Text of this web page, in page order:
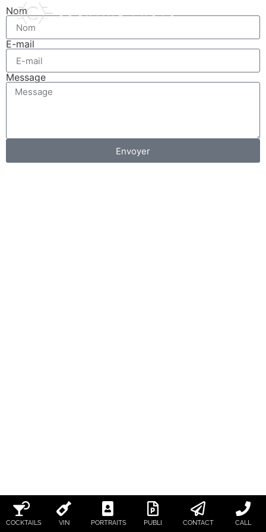
COCKTAIL PHOTO
Nom
E-mail
Message
Envoyer
COCKTAILS VIN PORTRAITS PUBLI CONTACT CALL